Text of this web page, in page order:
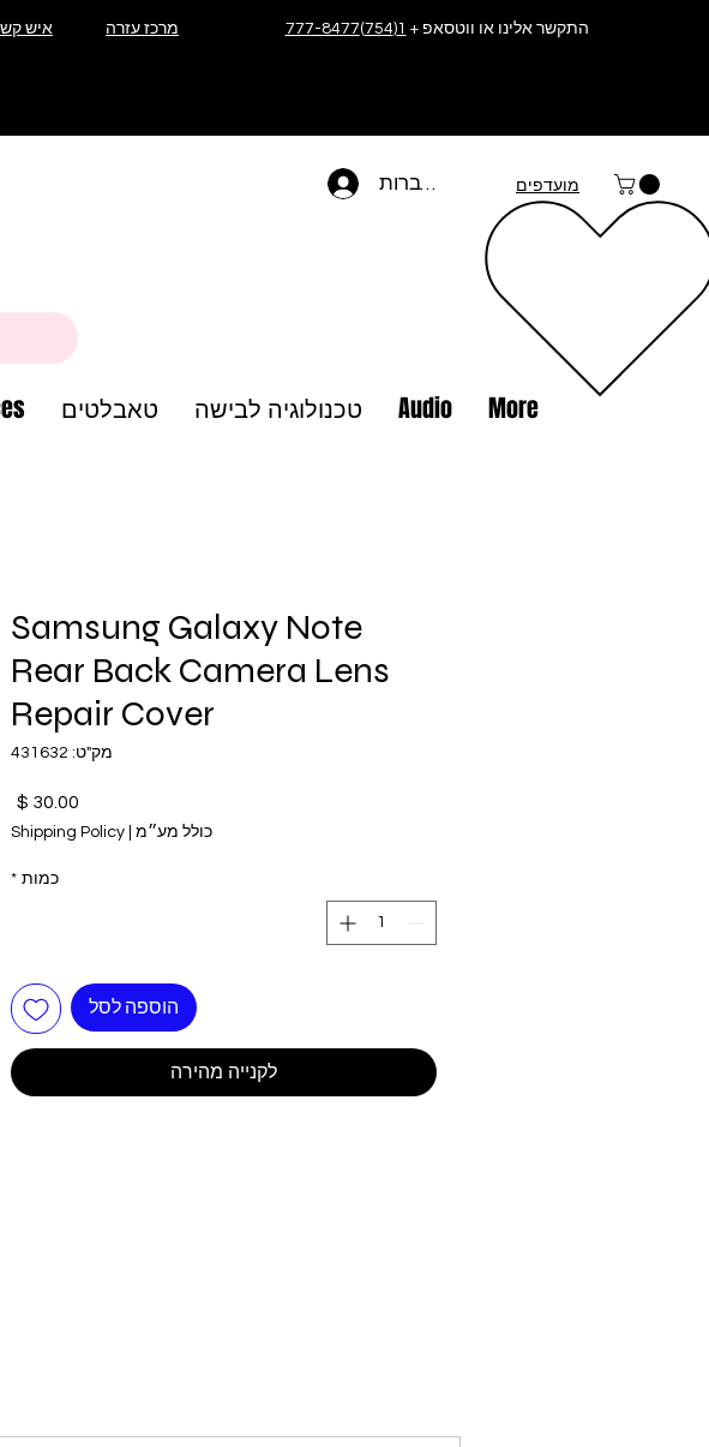
איש מרכז עזרה התקשר אלינו או ווטסאפ + 1(754)777-8477
להתחברות מועדפים
טאבלטים טכנולוגיה לבישה Audio More
Samsung Galaxy Note
Rear Back Camera Lens
Repair Cover
מק"ט: 431632
כולל מע״מ Shipping Policy
כמות *
הוספה לסל
לקנייה מהירה